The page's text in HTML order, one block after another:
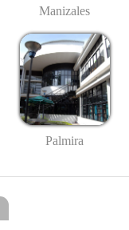
Manizales
Palmira